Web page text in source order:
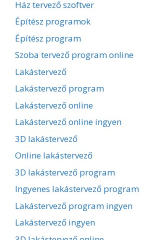
Ház tervező szoftver
Építész programok
Építész program
Szoba tervező program online
Lakástervező
Lakástervező program
Lakástervező online
Lakástervező online ingyen
3D lakástervező
Online lakástervező
3D lakástervező program
Ingyenes lakástervező program
Lakástervező program ingyen
Lakástervező ingyen